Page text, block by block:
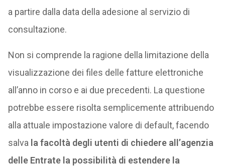
a partire dalla data della adesione al servizio di
consultazione.
Non si comprende la ragione della limitazione della
visualizzazione dei files delle fatture elettroniche
all’anno in corso e ai due precedenti. La questione
potrebbe essere risolta semplicemente attribuendo
alla attuale impostazione valore di default, facendo
salva la facoltà degli utenti di chiedere all’agenzia
delle Entrate la possibilità di estendere la